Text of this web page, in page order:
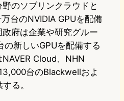
のソブリンクラウドと
台のNVIDIA GPUを配備
府は企業や研究グルー
新しいGPUを配備する
Cloud、NHN
台のBlackwellおよ
る。